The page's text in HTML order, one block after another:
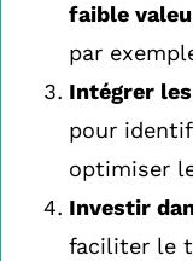
faible
par
Intégrer les
pour
optimiser
Investir
faciliter le